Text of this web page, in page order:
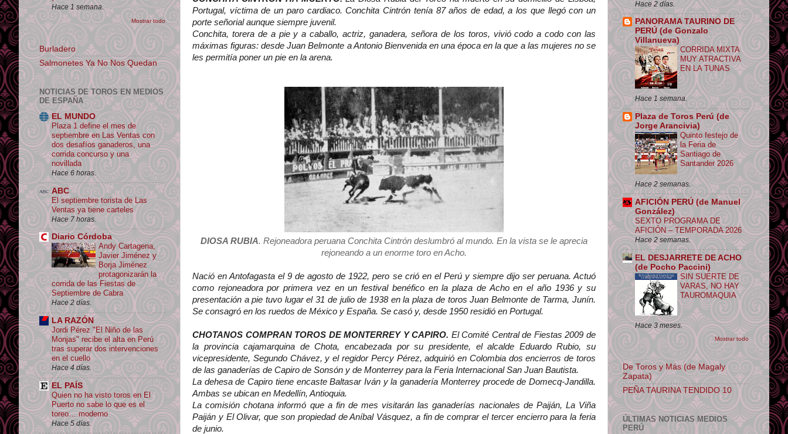
Portugal, víctima de un paro cardiaco. Conchita Cintrón tenía 87 años de edad, a los que llegó con un
porte señorial aunque siempre juvenil.
Conchita, torera de a pie y a caballo, actriz, ganadera, señora de los toros, vivió codo a codo con las
máximas figuras: desde Juan Belmonte a Antonio Bienvenida en una época en la que a las mujeres no se
les permitía poner un pie en la arena.
DIOSA RUBIA. Rejoneadora peruana Conchita Cintrón deslumbró al mundo. En la vista se le aprecia
rejoneando a un enorme toro en Acho.
Nació en Antofagasta el 9 de agosto de 1922, pero se crió en el Perú y siempre dijo ser peruana. Actuó
como rejoneadora por primera vez en un festival benéfico en la plaza de Acho en el año 1936 y su
presentación a pie tuvo lugar el 31 de julio de 1938 en la plaza de toros Juan Belmonte de Tarma, Junín.
Se consagró en los ruedos de México y España. Se casó y, desde 1950 residió en Portugal.
CHOTANOS COMPRAN TOROS DE MONTERREY Y CAPIRO. El Comité Central de Fiestas 2009 de
la provincia cajamarquina de Chota, encabezada por su presidente, el alcalde Eduardo Rubio, su
vicepresidente, Segundo Chávez, y el regidor Percy Pérez, adquirió en Colombia dos encierros de toros
de las ganaderías de Capiro de Sonsón y de Monterrey para la Feria Internacional San Juan Bautista.
La dehesa de Capiro tiene encaste Baltasar Iván y la ganadería Monterrey procede de Domecq-Jandilla.
Ambas se ubican en Medellín, Antioquia.
La comisión chotana informó que a fin de mes visitarán las ganaderías nacionales de Paiján, La Viña
Paiján y El Olivar, que son propiedad de Aníbal Vásquez, a fin de comprar el tercer encierro para la feria
de junio.
Hace 1 semana.
Mostrar todo
Burladero
Salmonetes Ya No Nos Quedan
NOTICIAS DE TOROS EN MEDIOS
DE ESPAÑA
EL MUNDO
Plaza 1 define el mes de
septiembre en Las Ventas con
dos desafíos ganaderos, una
corrida concurso y una
novillada
Hace 6 horas.
ABC
El septiembre torista de Las
Ventas ya tiene carteles
Hace 7 horas.
Diario Córdoba
Andy Cartagena,
Javier Jiménez y
Borja Jiménez
protagonizarán la
corrida de las Fiestas de
Septiembre de Cabra
Hace 2 días.
LA RAZÓN
Jordi Pérez "El Niño de las
Monjas" recibe el alta en Perú
tras superar dos intervenciones
en el cuello
Hace 4 días.
EL PAÍS
Quien no ha visto toros en El
Puerto no sabe lo que es el
toreo… moderno
Hace 5 días.
Hace 2 días.
PANORAMA TAURINO DE
PERÚ (de Gonzalo
Villanueva)
CORRIDA MIXTA
MUY ATRACTIVA
EN LA TUNAS
Hace 1 semana.
Plaza de Toros Perú (de
Jorge Arancivia)
Quinto festejo de
la Feria de
Santiago de
Santander 2026
Hace 2 semanas.
AFICIÓN PERÚ (de Manuel
González)
SEXTO PROGRAMA DE
AFICIÓN – TEMPORADA 2026
Hace 2 semanas.
EL DESJARRETE DE ACHO
(de Pocho Paccini)
SIN SUERTE DE
VARAS, NO HAY
TAUROMAQUIA
Hace 3 meses.
Mostrar todo
De Toros y Más (de Magaly
Zapata)
PEÑA TAURINA TENDIDO 10
ÚLTIMAS NOTICIAS MEDIOS
PERÚ